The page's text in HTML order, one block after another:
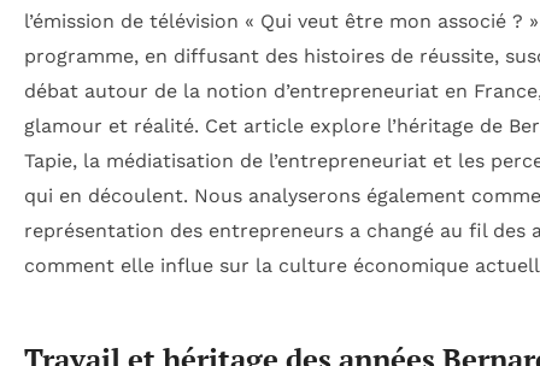
l’émission de télévision « Qui veut être mon associé ?
programme, en diffusant des histoires de réussite,
débat autour de la notion d’entrepreneuriat en
glamour et réalité. Cet article explore l’héritage de
Tapie, la médiatisation de l’entrepreneuriat et les
qui en découlent. Nous analyserons également
représentation des entrepreneurs a changé au fil des
comment elle influe sur la culture économique